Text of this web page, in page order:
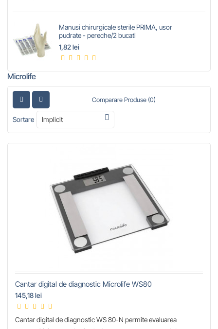
Manusi chirurgicale sterile PRIMA, usor
pudrate - pereche/2 bucati
1,82 lei
Microlife
Comparare Produse (0)
Sortare
Cantar digital de diagnostic Microlife WS80
145,18 lei
Cantar digital de diagnostic WS 80-N permite evaluarea